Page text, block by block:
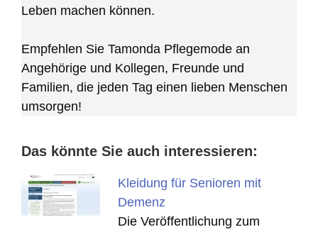
Leben machen können.
Empfehlen Sie Tamonda Pflegemode an
Angehörige und Kollegen, Freunde und
Familien, die jeden Tag einen lieben Menschen
umsorgen!
Das könnte Sie auch interessieren:
Kleidung für Senioren mit
Demenz
Die Veröffentlichung zum